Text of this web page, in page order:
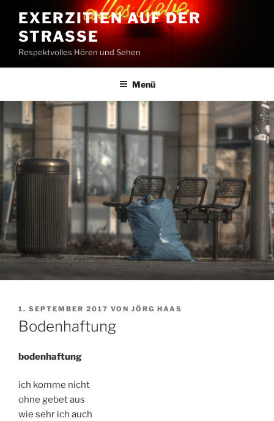
Inhalt
springen
EXERZITIEN AUF DER
STRASSE
Respektvolles Hören und Sehen
Menü
VERÖFFENTLICHT
AM
1. SEPTEMBER 2017 VON JÖRG HAAS
Bodenhaftung
bodenhaftung
ich komme nicht
ohne gebet aus
wie sehr ich auch